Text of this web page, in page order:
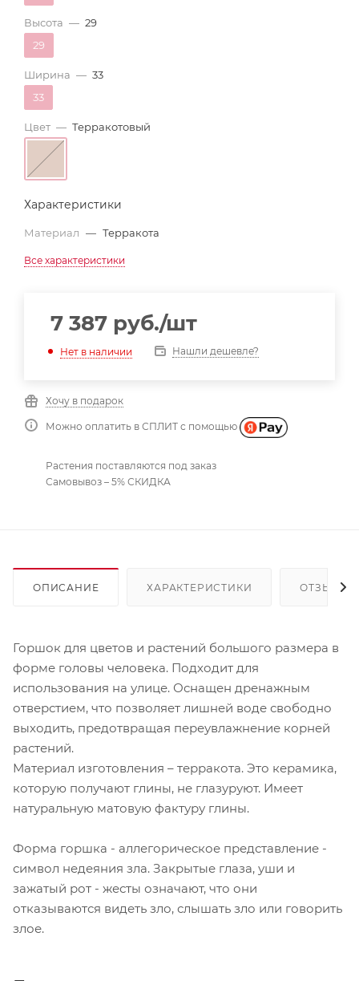
Высота — 29
29
Ширина — 33
33
Цвет — Терракотовый
Характеристики
Материал — Терракота
Все характеристики
7 387 руб./шт
Нет в наличии Нашли дешевле?
Хочу в подарок
Можно оплатить в СПЛИТ с помощью
Растения поставляются под заказ
Самовывоз – 5% СКИДКА
ОПИСАНИЕ ХАРАКТЕРИСТИКИ ОТЗЫВЫ
Горшок для цветов и растений большого размера в
форме головы человека. Подходит для
использования на улице. Оснащен дренажным
отверстием, что позволяет лишней воде свободно
выходить, предотвращая переувлажнение корней
растений.
Материал изготовления – терракота. Это керамика,
которую получают глины, не глазуруют. Имеет
натуральную матовую фактуру глины.
Форма горшка - аллегорическое представление -
символ недеяния зла. Закрытые глаза, уши и
зажатый рот - жесты означают, что они
отказываются видеть зло, слышать зло или говорить
злое.